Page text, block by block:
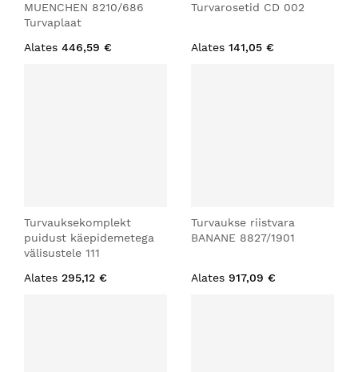
MUENCHEN 8210/686
Turvaplaat
Alates 446,59 €
Turvarosetid CD 002
Alates 141,05 €
Turvauksekomplekt
puidust käepidemetega
välisustele 111
Alates 295,12 €
Turvaukse riistvara
BANANE 8827/1901
Alates 917,09 €